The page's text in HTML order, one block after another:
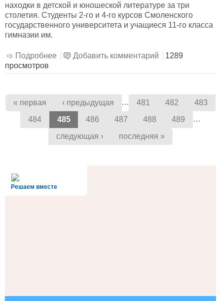
находки в детской и юношеской литературе за три
столетия. Студенты 2-го и 4-го курсов Смоленского
государственного университета и учащиеся 11-го класса
гимназии им.
Подробнее о КНИГОсветное путешествие: по карте – за
Добавить комментарий
1289
просмотров
Страницы
« первая ‹ предыдущая … 481 482
483
484
485 486 487 488 489 …
следующая › последняя »
Решаем вместе